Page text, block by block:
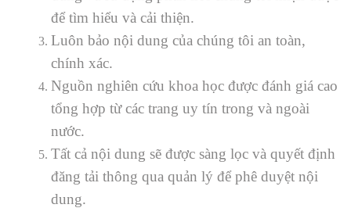
để tìm hiểu và cải thiện.
Luôn bảo nội dung của chúng tôi an toàn,
chính xác.
Nguồn nghiên cứu khoa học được đánh giá cao
tổng hợp từ các trang uy tín trong và ngoài
nước.
Tất cả nội dung sẽ được sàng lọc và quyết định
đăng tải thông qua quản lý để phê duyệt nội
dung.